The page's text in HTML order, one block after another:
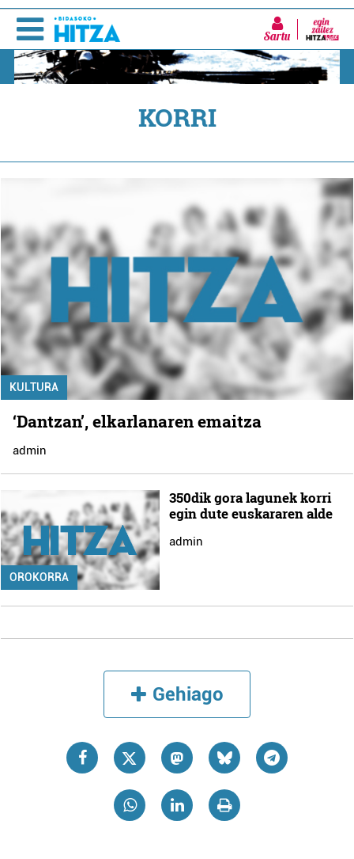
Sartu
KORRI
KULTURA
‘Dantzan’, elkarlanaren emaitza
admin
OROKORRA
350dik gora lagunek korri
egin dute euskararen alde
admin
Gehiago